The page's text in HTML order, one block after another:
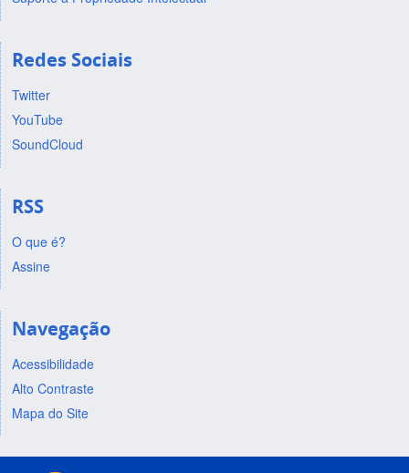
Redes Sociais
Twitter
YouTube
SoundCloud
RSS
O que é?
Assine
Navegação
Acessibilidade
Alto Contraste
Mapa do Site